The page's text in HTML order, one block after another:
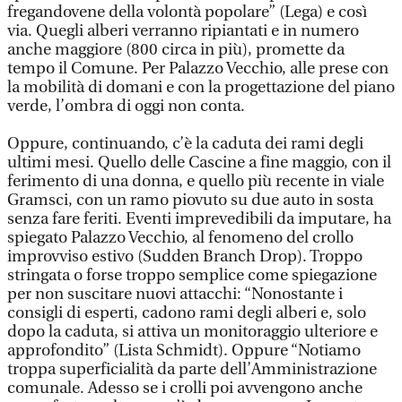
fregandovene della volontà popolare” (Lega) e così
via. Quegli alberi verranno ripiantati e in numero
anche maggiore (800 circa in più), promette da
tempo il Comune. Per Palazzo Vecchio, alle prese con
la mobilità di domani e con la progettazione del piano
verde, l’ombra di oggi non conta.
Oppure, continuando, c’è la caduta dei rami degli
ultimi mesi. Quello delle Cascine a fine maggio, con il
ferimento di una donna, e quello più recente in viale
Gramsci, con un ramo piovuto su due auto in sosta
senza fare feriti. Eventi imprevedibili da imputare, ha
spiegato Palazzo Vecchio, al fenomeno del crollo
improvviso estivo (Sudden Branch Drop). Troppo
stringata o forse troppo semplice come spiegazione
per non suscitare nuovi attacchi: “Nonostante i
consigli di esperti, cadono rami degli alberi e, solo
dopo la caduta, si attiva un monitoraggio ulteriore e
approfondito” (Lista Schmidt). Oppure “Notiamo
troppa superficialità da parte dell’Amministrazione
comunale. Adesso se i crolli poi avvengono anche